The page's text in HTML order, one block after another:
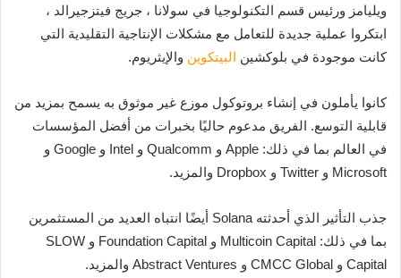
ويليامز ورئيس قسم التكنولوجيا في سولانا ، جريج فيتزجيرالد ،
ابتكروا عملية جديدة للتعامل مع مشكلات الإنتاجية التقليدية التي
كانت موجودة في بلوكشين البيتكوين والإيثريوم.
كانوا يأملون في إنشاء بروتوكول موزع غير موثوق به يسمح بمزيد من
قابلية التوسع. الفريق مدعوم حاليًا بخبرات من أفضل المؤسسات
في العالم بما في ذلك: Apple و Qualcomm و Intel و Google و
Microsoft و Twitter و Dropbox والمزيد.
جذب التأثير الذي أحدثته Solana أيضًا انتباه العديد من المستثمرين
بما في ذلك: Multicoin Capital و Foundation Capital و SLOW
Capital و CMCC Global و Abstract Ventures والمزيد.